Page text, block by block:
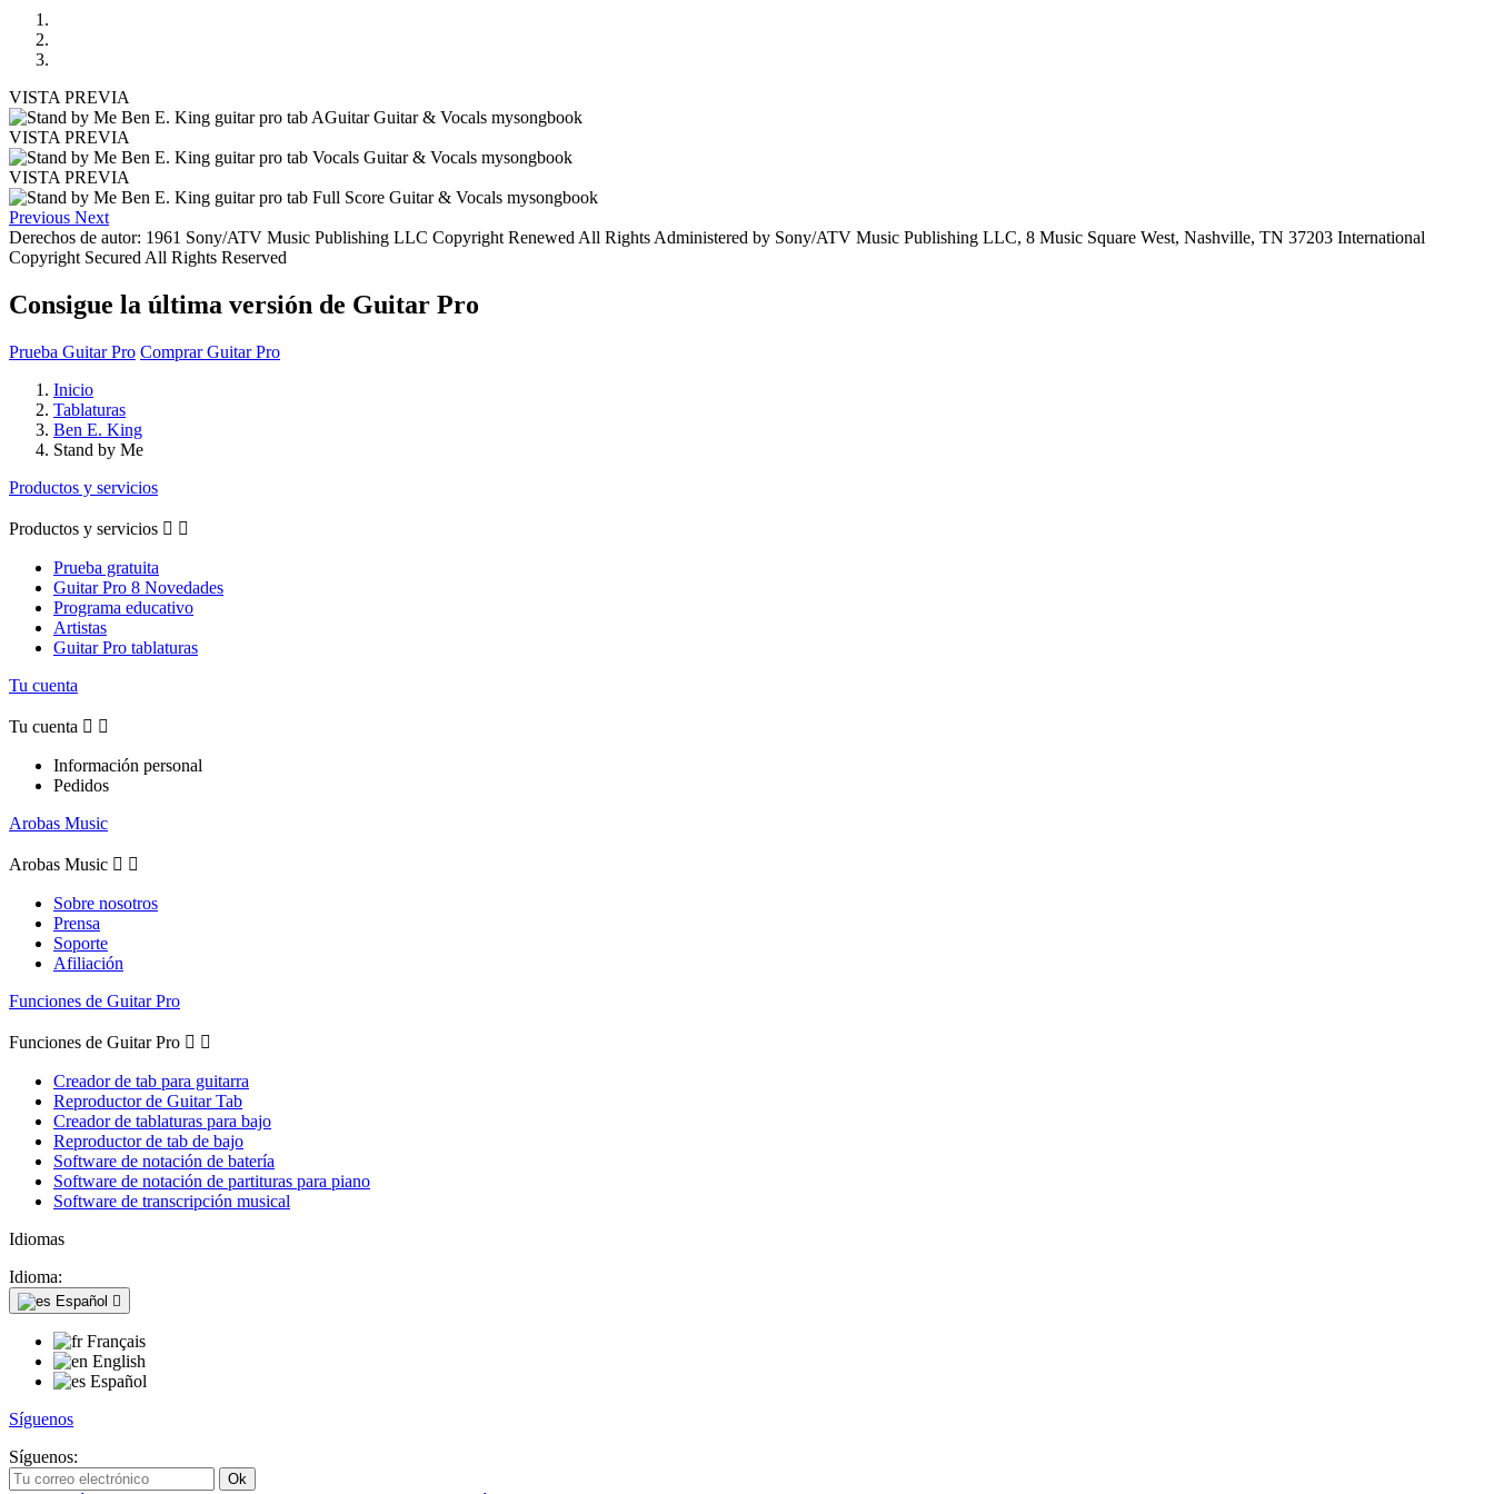
VISTA PREVIA
VISTA PREVIA
VISTA PREVIA
Previous Next
Derechos de autor: 1961 Sony/ATV Music Publishing LLC Copyright Renewed All Rights Administered by Sony/ATV Music Publishing LLC, 8 Music Square West, Nashville, TN 37203 International
Copyright Secured All Rights Reserved
Consigue la última versión de Guitar Pro
Prueba Guitar Pro Comprar Guitar Pro
Inicio
Tablaturas
Ben E. King
Stand by Me
Productos y servicios
Productos y servicios  
Prueba gratuita
Guitar Pro 8 Novedades
Programa educativo
Artistas
Guitar Pro tablaturas
Tu cuenta
Tu cuenta  
Información personal
Pedidos
Arobas Music
Arobas Music  
Sobre nosotros
Prensa
Soporte
Afiliación
Funciones de Guitar Pro
Funciones de Guitar Pro  
Creador de tab para guitarra
Reproductor de Guitar Tab
Creador de tablaturas para bajo
Reproductor de tab de bajo
Software de notación de batería
Software de notación de partituras para piano
Software de transcripción musical
Idiomas
Idioma:
Español 
Français
English
Español
Síguenos
Síguenos: